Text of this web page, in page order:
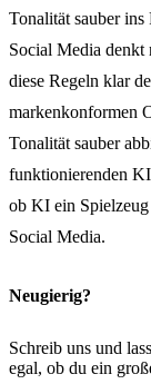
Tonalität sauber
Social Media
diese Regeln klar
markenkonformen
Tonalität sauber
funktionierenden KI
ob KI ein
Social Media.
Neugierig?
Schreib uns und
egal, ob du ein